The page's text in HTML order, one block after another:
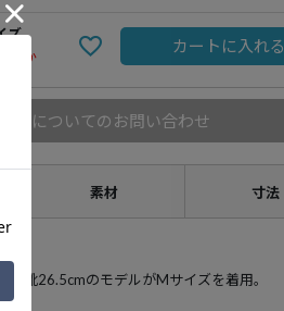
ズ
ずか
カートに入れる
商品についてのお問い合わせ
素材 寸法
靴26.5cmのモデルがMサイズを着用。